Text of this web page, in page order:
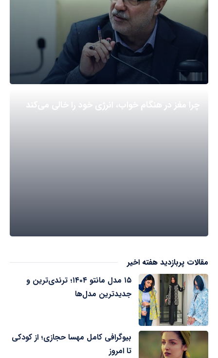
چرا مغز در هنگام خواب، انرژی خود را خالی می‌کند
مقالات پربازدید هفته اخیر
۱۵ مدل مانتو ۱۴۰۴؛ ترندی‌ترین و
جدیدترین مدل‌ها
بیوگرافی کامل مهسا حجازی؛ از کودکی
تا امروز